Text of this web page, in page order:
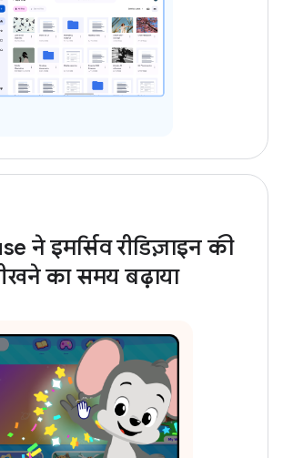
ने इमर्सिव रीडिज़ाइन की
का समय बढ़ाया